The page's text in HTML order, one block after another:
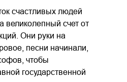
счастливых людей
великолепный счет от
Они руки на
песни начинали,
чтобы
государственной